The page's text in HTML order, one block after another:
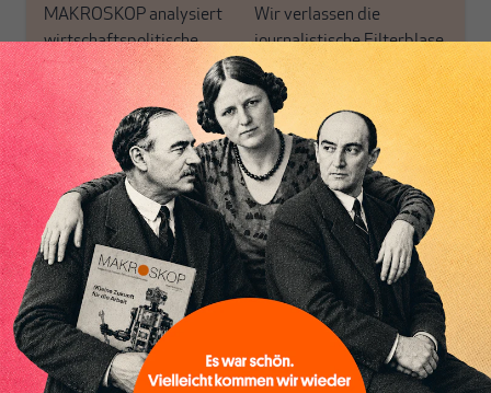
Inhaltsverzeichnis
MAKROSKOP analysiert
wirtschaftspolitische
Themen aus einer
postkeynesianischen
Perspektive und ist damit
in Deutschland einzigartig.
MAKROSKOP steht für
das große Ganze. Wir
haben einen Blick auf
Geld, Wirtschaft und
Politik, den Sie so
woanders nicht finden.
Dabei leben wir von
unseren Autoren, ihren
Wir verlassen die
journalistische Filterblase,
in der sich viele
eingerichtet haben. Wir
öffnen Fenster und
bringen frische Luft in die
engen und verstaubten
Debattenräume.
Brauchen Sie auch frische
Luft? Dann folgen Sie
einfach dem Button.
ABONNIEREN SIE